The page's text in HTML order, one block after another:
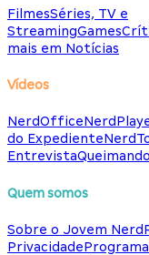
FilmesSéries, TV e
StreamingGames
mais em Notícias
Vídeos
NerdOffice
do Expediente
Entrevista
Quem somos
Sobre o Jovem Nerd
Privacidade